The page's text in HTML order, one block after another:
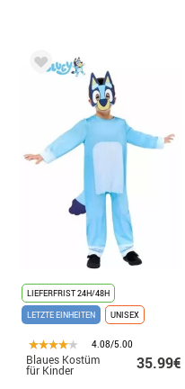
LIEFERFRIST 24H/48H
LETZTE EINHEITEN
UNISEX
4.08/5.00
Blaues Kostüm
für Kinder 35.99€